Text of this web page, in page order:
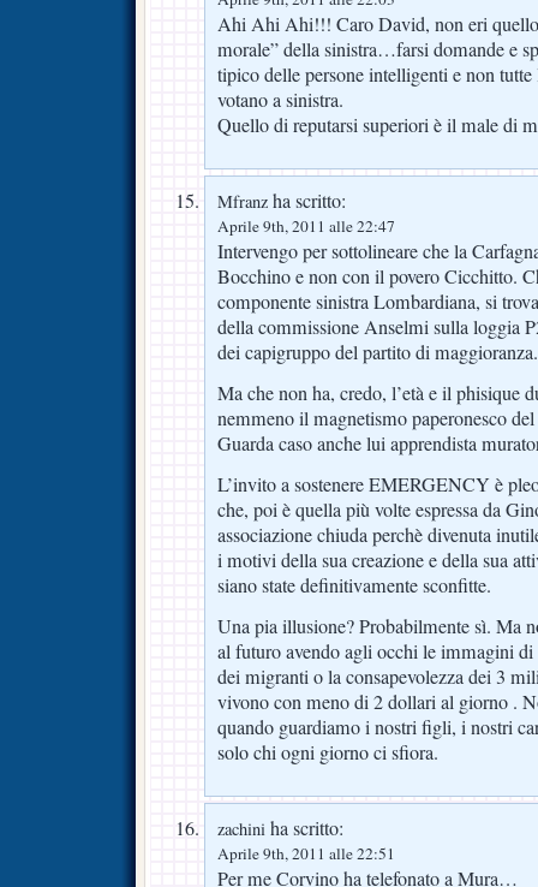
Ahi Ahi Ahi!!! Caro David, non eri
morale” della sinistra…farsi domande e
tipico delle persone intelligenti e non
votano a sinistra.
Quello di reputarsi superiori è il male di
Mfranz ha scritto:
Aprile 9th, 2011 alle 22:47
Intervengo per sottolineare che la
Bocchino e non con il povero Cicchitto.
componente sinistra Lombardiana, si
della commissione Anselmi sulla loggia
dei capigruppo del partito di maggioranza.
Ma che non ha, credo, l’età e il phisique
nemmeno il magnetismo paperonesco
Guarda caso anche lui apprendista
L’invito a sostenere EMERGENCY è
che, poi è quella più volte espressa da
associazione chiuda perchè divenuta
i motivi della sua creazione e della sua
siano state definitivamente sconfitte.
Una pia illusione? Probabilmente sì. Ma
al futuro avendo agli occhi le immagini
dei migranti o la consapevolezza dei 3
vivono con meno di 2 dollari al giorno .
quando guardiamo i nostri figli, i nostri
solo chi ogni giorno ci sfiora.
zachini ha scritto:
Aprile 9th, 2011 alle 22:51
Per me Corvino ha telefonato a Mura…